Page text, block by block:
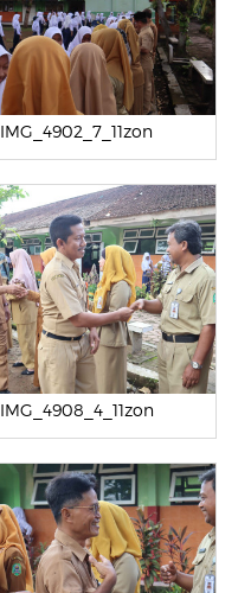
IMG_4902_7_11zon
IMG_4908_4_11zon